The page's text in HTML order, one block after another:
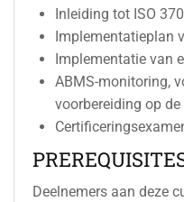
Inleiding tot ISO
Implementatieplan
Implementatie van
ABMS-monitoring,
voorbereiding op
Deelnemers aan deze